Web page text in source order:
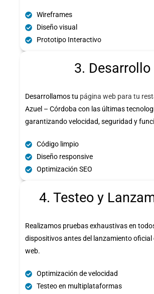
Wireframes
Diseño visual
Prototipo Interactivo
3. Desarrollo
Desarrollamos tu página web para tu
Azuel – Córdoba con las últimas
garantizando velocidad, seguridad y
Código limpio
Diseño responsive
Optimización SEO
4. Testeo y
Realizamos pruebas exhaustivas en
dispositivos antes del lanzamiento oficial
web.
Optimización de velocidad
Testeo en multiplataformas